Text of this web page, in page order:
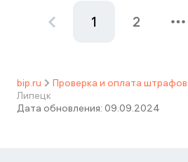
1 2
bip.ru Проверка и оплата
Липецк
Дата обновления: 09.09.2024